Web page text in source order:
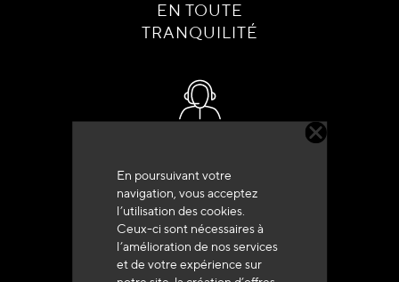
En poursuivant votre
navigation, vous acceptez
l’utilisation des cookies.
Ceux-ci sont nécessaires à
l’amélioration de nos services
et de votre expérience sur
EN TOUTE
TRANQUILITÉ
+33 (0)4 79 72 62 22 Taper 1